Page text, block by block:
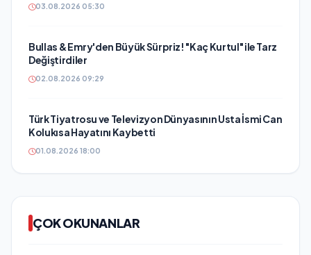
03.08.2026 05:30
Bullas & Emry'den Büyük Sürpriz! "Kaç Kurtul" ile Tarz
Değiştirdiler
02.08.2026 09:29
Türk Tiyatrosu ve Televizyon Dünyasının Usta İsmi Can
Kolukısa Hayatını Kaybetti
01.08.2026 18:00
ÇOK OKUNANLAR